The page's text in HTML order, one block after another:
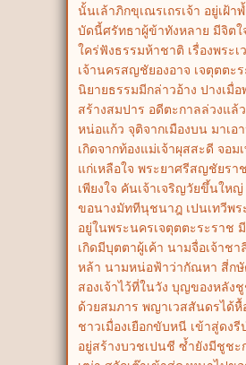
นั้นเล้าภิกขุเณรเถรเจ้า อยู่เฝ้า
บัดนี้ศรัทธาผู้ข้าทังหลาย มีจิต
ใคร่ฟังธรรมห้าชาติ เรื่องพระ
เจ้านครสญชัยองอาจ เจตุตตะ
นิยายธรรมมีกล่าวอ้าง ปางเมื่อ
สร้างสมปาร อดีตะกาลล่วงแล้
หน่อแก้ว จุติจากเมืองบน มาเอ
เกิดจากท้องแม่เจ้าผุสสะดี จอม
แก่เหลือใจ พระยาศรีสญชัยรา
เพียงใจ คันเจ้าเจริญวัยขึ้นใหญ่
ขอนางมัททีนุชนาฎ เปนเทวีพร
อยู่ในพระนครเจตุตตะระราช
เกิดมีบุตตาผู้เค้า นามจื่อเจ้าช
หล้า นามหน่อฟ้าว่ากัณหา สี่กษั
สองเจ้าไว้ที่ในวัง บุญของหลัง
ด้วยสมภาร พญาเวสสันดรได้หื้
ชาวเมื่องเยือกขับหนี เข้าสู่ดง
อยู่สร้างบวชเปนชี ซ้ำยังมีชูช